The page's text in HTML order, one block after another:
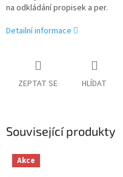
na odkládání propisek a per.
Detailní informace
ZEPTAT SE HLÍDAT
Související produkty
Akce